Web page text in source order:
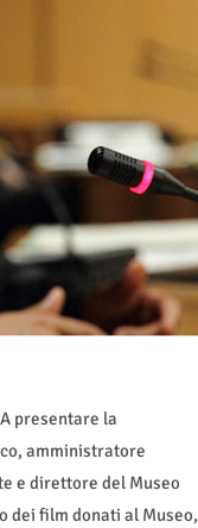
presentare la
amministratore
e direttore del Museo
dei film donati al Museo,